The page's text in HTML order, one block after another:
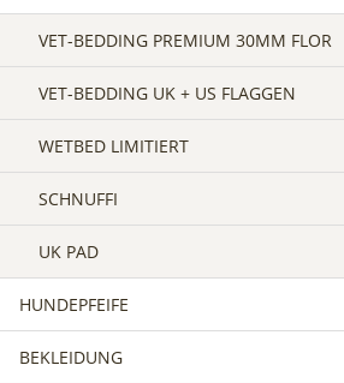
VET-BEDDING PREMIUM 30MM FLOR
VET-BEDDING UK + US FLAGGEN
WETBED LIMITIERT
SCHNUFFI
UK PAD
HUNDEPFEIFE
BEKLEIDUNG